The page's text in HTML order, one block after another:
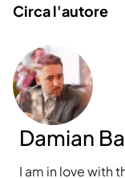
Circa l'autore
Damian
I am in love with